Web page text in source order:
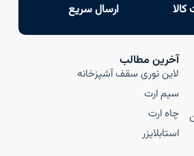
ارسال سریع
آخرین مطالب
لاین نوری سقف آشپزخانه
سیم ارت
چاه ارت
استابلایزر